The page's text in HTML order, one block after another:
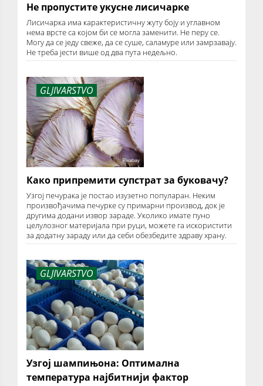
Не пропустите укусне лисичарке
Лисичарка има карактеристичну жуту боју и углавном
нема врсте са којом би се могла заменити. Не перу се.
Могу да се једу свеже, да се суше, саламуре или замрзавају.
Не треба јести више од два пута недељно.
GLJIVARSTVO
Како припремити супстрат за буковачу?
Узгој печурака је постао изузетно популаран. Неким
произвођачима печурке су примарни производ, док је
другима додани извор зараде. Уколико имате пуно
целулозног материјала при руци, можете га искористити
за додатну зараду или да себи обезбедите здраву храну.
GLJIVARSTVO
Узгој шампињона: Оптимална
температура најбитнији фактор